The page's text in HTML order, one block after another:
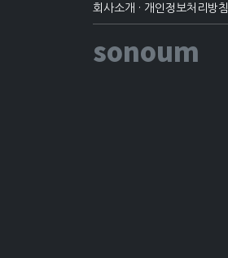
회사소개 · 개인정보처리방침
sonoum